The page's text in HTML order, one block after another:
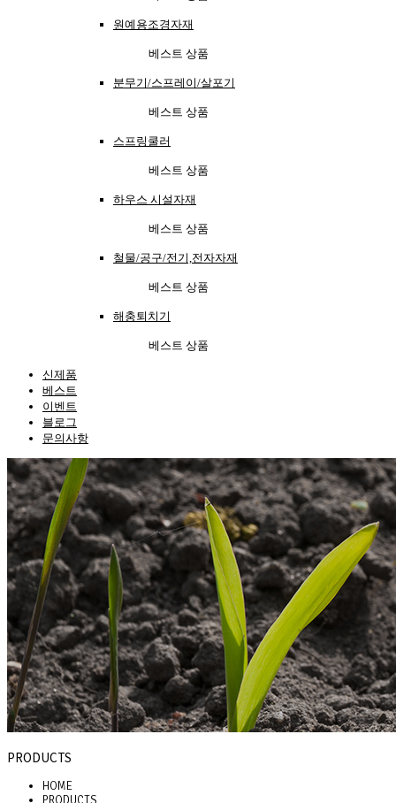
원예용조경자재
베스트 상품
분무기/스프레이/살포기
베스트 상품
스프링쿨러
베스트 상품
하우스 시설자재
베스트 상품
철물/공구/전기,전자자재
베스트 상품
해충퇴치기
베스트 상품
신제품
베스트
이벤트
블로그
문의사항
PRODUCTS
HOME